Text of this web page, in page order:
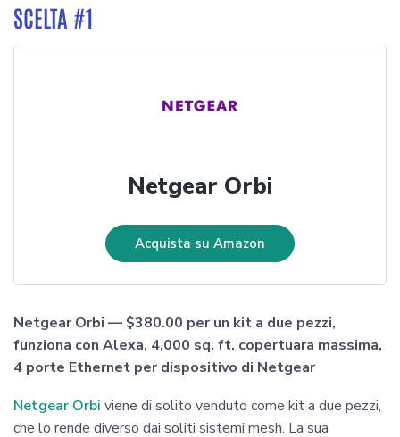
SCELTA #1
Netgear Orbi
Acquista su Amazon
Netgear Orbi — $380.00 per un kit a due pezzi,
funziona con Alexa, 4,000 sq. ft. copertuara massima,
4 porte Ethernet per dispositivo di Netgear
Netgear Orbi viene di solito venduto come kit a due pezzi,
che lo rende diverso dai soliti sistemi mesh. La sua